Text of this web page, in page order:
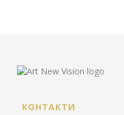
КОНТАКТИ